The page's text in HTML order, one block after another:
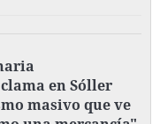
en Sóller
masivo que ve